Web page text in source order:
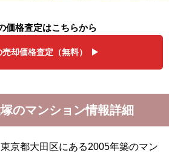
価格査定はこちらから
却価格査定（無料）
のマンション情報詳細
京都大田区にある2005年築のマン